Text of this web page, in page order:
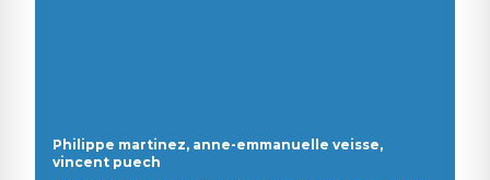
Philippe martinez, anne-emmanuelle veisse,
vincent puech